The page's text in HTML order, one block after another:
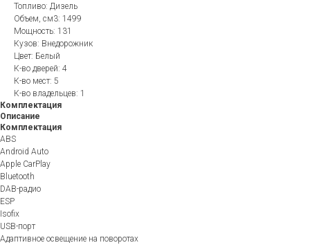
Топливо: Дизель
Объем, см3: 1499
Мощность: 131
Кузов: Внедорожник
Цвет: Белый
К-во дверей: 4
К-во мест: 5
К-во владельцев: 1
Комплектация
Описание
Комплектация
ABS
Android Auto
Apple CarPlay
Bluetooth
DAB-радио
ESP
Isofix
USB-порт
Адаптивное освещение на поворотах